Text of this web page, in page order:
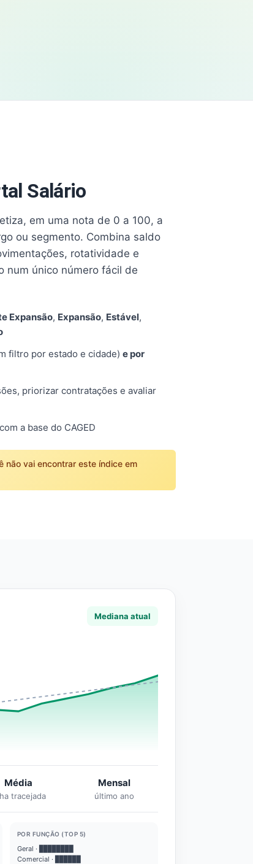
Salário
em uma nota de 0 a 100, a
ou segmento. Combina saldo
rotatividade e
único número fácil de
Expansão, Expansão, Estável,
filtro por estado e cidade) e por
priorizar contratações e avaliar
a base do CAGED
não vai encontrar este índice em
Mediana atual
Média
tracejada
Mensal
último ano
POR FUNÇÃO (TOP 5)
Geral · ████████
Comercial · ██████